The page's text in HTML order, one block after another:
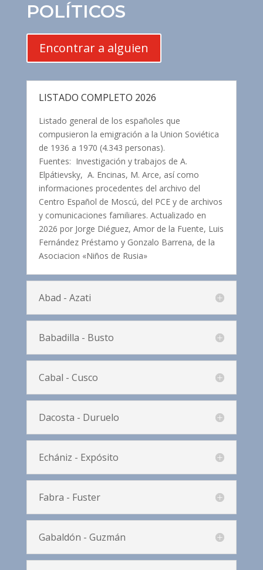
POLÍTICOS
Encontrar a alguien
LISTADO COMPLETO 2026
Listado general de los españoles que
compusieron la emigración a la Union Soviética
de 1936 a 1970 (4.343 personas).
Fuentes: Investigación y trabajos de A.
Elpátievsky, A. Encinas, M. Arce, así como
informaciones procedentes del archivo del
Centro Español de Moscú, del PCE y de archivos
y comunicaciones familiares. Actualizado en
2026 por Jorge Diéguez, Amor de la Fuente, Luis
Fernández Préstamo y Gonzalo Barrena, de la
Asociacion «Niños de Rusia»
Abad - Azati
Babadilla - Busto
Cabal - Cusco
Dacosta - Duruelo
Echániz - Expósito
Fabra - Fuster
Gabaldón - Guzmán